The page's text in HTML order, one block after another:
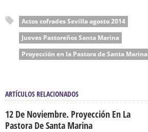
Actos cofrades Sevilla agosto 2014
Jueves Pastoreños Santa Marina
Proyección en la Pastora de Santa Marina
ARTÍCULOS RELACIONADOS
12 De Noviembre. Proyección En La
Pastora De Santa Marina